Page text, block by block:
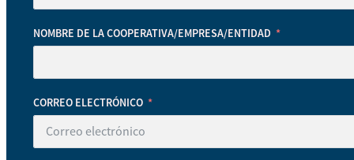
NOMBRE DE LA COOPERATIVA/EMPRESA/ENTIDAD
CORREO ELECTRÓNICO